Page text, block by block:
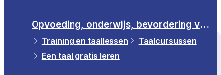
Alle thema's
Opvoeding, onderwijs, bevordering van de wetenschap
Training en taallessen
Taalcursussen
Een taal gratis leren